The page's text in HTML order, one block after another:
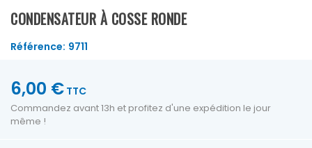
CONDENSATEUR À COSSE RONDE
Référence: 9711
6,00 € TTC
Commandez avant 13h et profitez d'une expédition le jour
même !